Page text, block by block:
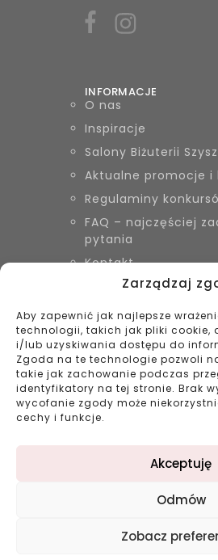
Zarządzaj
Aby zapewnić jak najlepsze
technologii, takich jak pliki cookie,
i/lub uzyskiwania dostępu do
Zgoda na te technologie pozwoli
takie jak zachowanie podczas
identyfikatory na tej stronie. Brak
wycofanie zgody może
cechy i funkcje.
Akceptuję
Odmów
Zobacz
INFORMACJE
O nas
Inspiracje
Salony Biżuterii
Aktualne promocje i
Regulaminy
FAQ – najczęściej
pytania
Kontakt
KONTAKT
Biżuteria Szyszka
Zduńska Wola, Łask
799 038 980
43 695 80 11
Projekt: double-